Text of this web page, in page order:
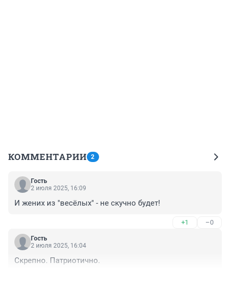
КОММЕНТАРИИ 2
Гость
2 июля 2025, 16:09
И жених из "весёлых" - не скучно будет!
+1 –0
Гость
2 июля 2025, 16:04
Скрепно. Патриотично.